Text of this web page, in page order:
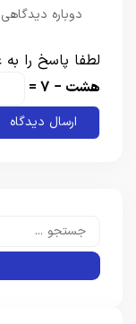
دوباره
لطفا پاسخ را به
هشت − 7 =